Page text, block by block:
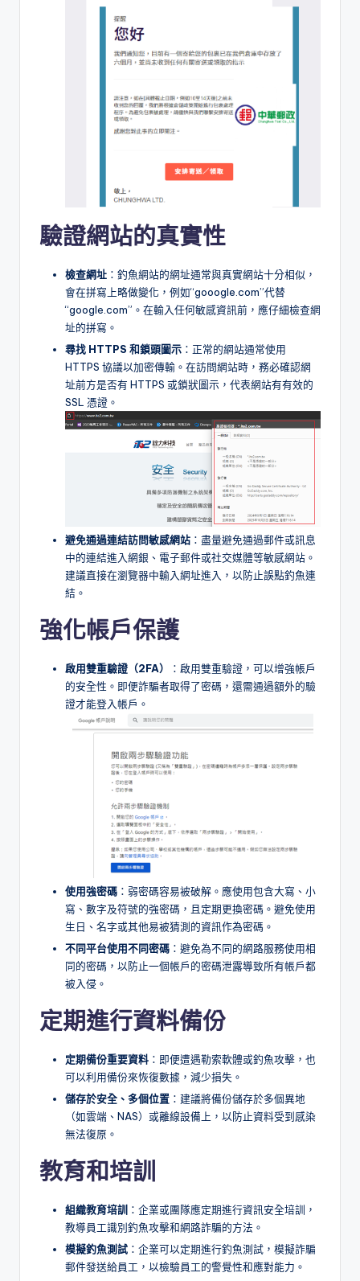
驗證網站的真實性
檢查網址 ：釣魚網站的網址通常與真實網站十分相似，
會在拼寫上略做變化，例如“gooogle.com”代替
“google.com”。在輸入任何敏感資訊前，應仔細檢查網
址的拼寫。
尋找 HTTPS 和鎖頭圖示 ：正常的網站通常使用
HTTPS 協議以加密傳輸。在訪問網站時，務必確認網
址前方是否有 HTTPS 或鎖狀圖示，代表網站有有效的
SSL 憑證。
避免通過連結訪問敏感網站 ：盡量避免通過郵件或訊息
中的連結進入網銀、電子郵件或社交媒體等敏感網站。
建議直接在瀏覽器中輸入網址進入，以防止誤點釣魚連
結。
強化帳戶保護
啟用雙重驗證（2FA）
：啟用雙重驗證，可以增強帳戶
的安全性。即便詐騙者取得了密碼，還需通過額外的驗
證才能登入帳戶。
使用強密碼 ：弱密碼容易被破解。應使用包含大寫、小
寫、數字及符號的強密碼，且定期更換密碼。避免使用
生日、名字或其他易被猜測的資訊作為密碼。
不同平台使用不同密碼 ：避免為不同的網路服務使用相
同的密碼，以防止一個帳戶的密碼泄露導致所有帳戶都
被入侵。
定期進行資料備份
定期備份重要資料 ：即便遭遇勒索軟體或釣魚攻擊，也
可以利用備份來恢復數據，減少損失。
儲存於安全、多個位置 ：建議將備份儲存於多個異地
（如雲端、NAS）或離線設備上，以防止資料受到感染
無法復原。
教育和培訓
組織教育培訓 ：企業或團隊應定期進行資訊安全培訓，
教導員工識別釣魚攻擊和網路詐騙的方法。
模擬釣魚測試 ：企業可以定期進行釣魚測試，模擬詐騙
郵件發送給員工，以檢驗員工的警覺性和應對能力。